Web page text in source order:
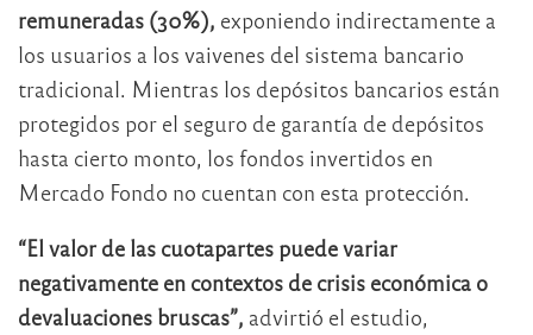
remuneradas (30%), exponiendo indirectamente a
los usuarios a los vaivenes del sistema bancario
tradicional. Mientras los depósitos bancarios están
protegidos por el seguro de garantía de depósitos
hasta cierto monto, los fondos invertidos en
Mercado Fondo no cuentan con esta protección.
“El valor de las cuotapartes puede variar
negativamente en contextos de crisis económica o
devaluaciones bruscas”, advirtió el estudio,